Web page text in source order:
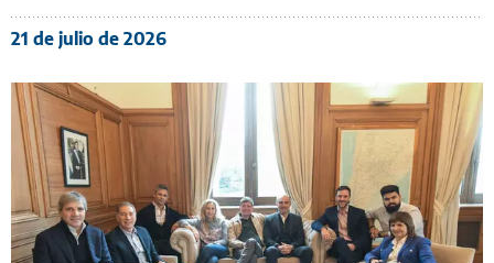
21 de julio de 2026